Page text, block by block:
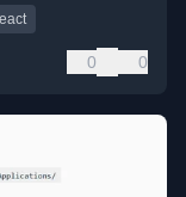
0 0